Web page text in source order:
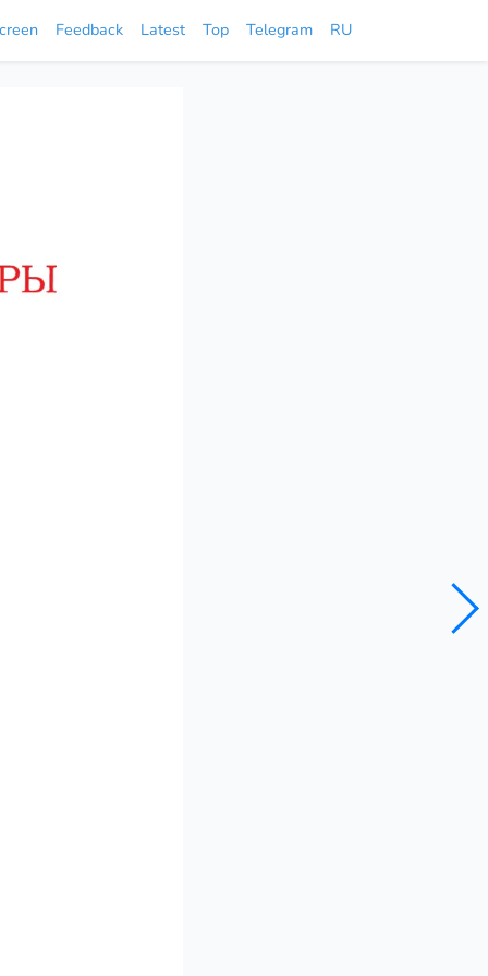
Feedback Latest Top Telegram RU